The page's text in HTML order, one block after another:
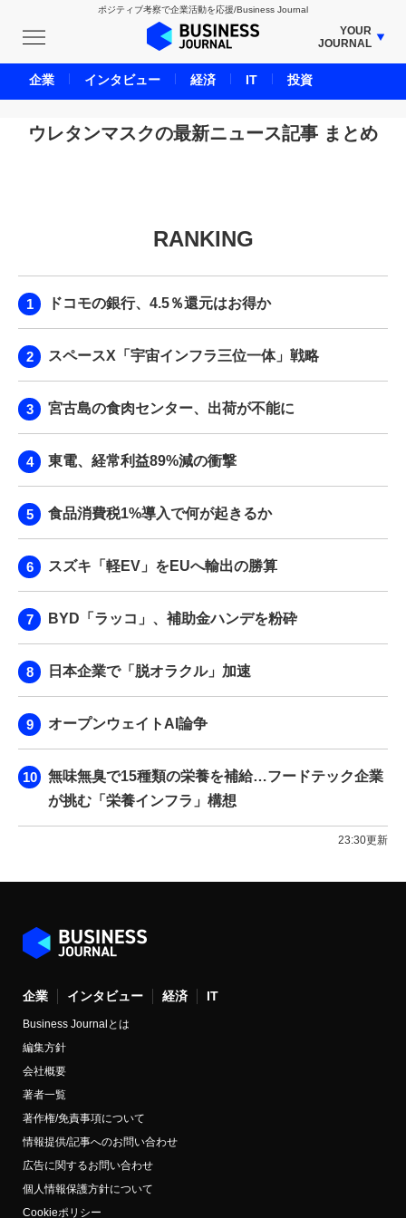
ポジティブ考察で企業活動を応援/Business Journal
YOUR
JOURNAL
BUSINESS JOURNAL
UNICORN JOURNAL
CARBON CREDITS JOURNAL
LIFE ENDING JOURNAL
BPaaS JOURNAL
ウレタンマスクの最新ニュース記事 まとめ
RANKING
ドコモの銀行、4.5％還元はお得か
スペースX「宇宙インフラ三位一体」戦略
宮古島の食肉センター、出荷が不能に
東電、経常利益89%減の衝撃
食品消費税1%導入で何が起きるか
スズキ「軽EV」をEUへ輸出の勝算
BYD「ラッコ」、補助金ハンデを粉砕
日本企業で「脱オラクル」加速
オープンウェイトAI論争
無味無臭で15種類の栄養を補給…フードテック企業
が挑む「栄養インフラ」構想
23:30更新
企業 インタビュー 経済 IT
Business Journalとは
編集方針
会社概要
著者一覧
著作権/免責事項について
情報提供/記事へのお問い合わせ
広告に関するお問い合わせ
個人情報保護方針について
Cookieポリシー
企業 インタビュー 経済 IT 投資